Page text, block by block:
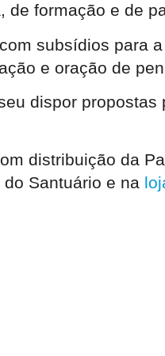
de formação e de
subsídios para
e oração de
dispor
distribuição da
Santuário e na